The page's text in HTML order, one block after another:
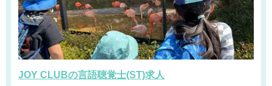
JOY CLUBの言語聴覚士(ST)求人